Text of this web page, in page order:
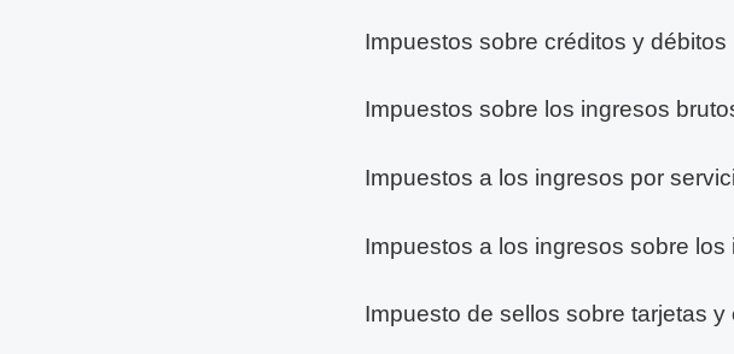
Impuestos sobre créditos y
Impuestos sobre los ingresos
Impuestos a los ingresos por
Impuestos a los ingresos sobre
Impuesto de sellos sobre tarjetas